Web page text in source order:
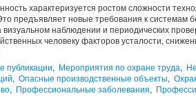
характеризуется ростом сложности
предъявляет новые требования к системам
наблюдении и периодических
человеку факторов усталости,
публикации, Мероприятия по охране труда,
, Опасные производственные объекты,
, Профессиональные заболевания,